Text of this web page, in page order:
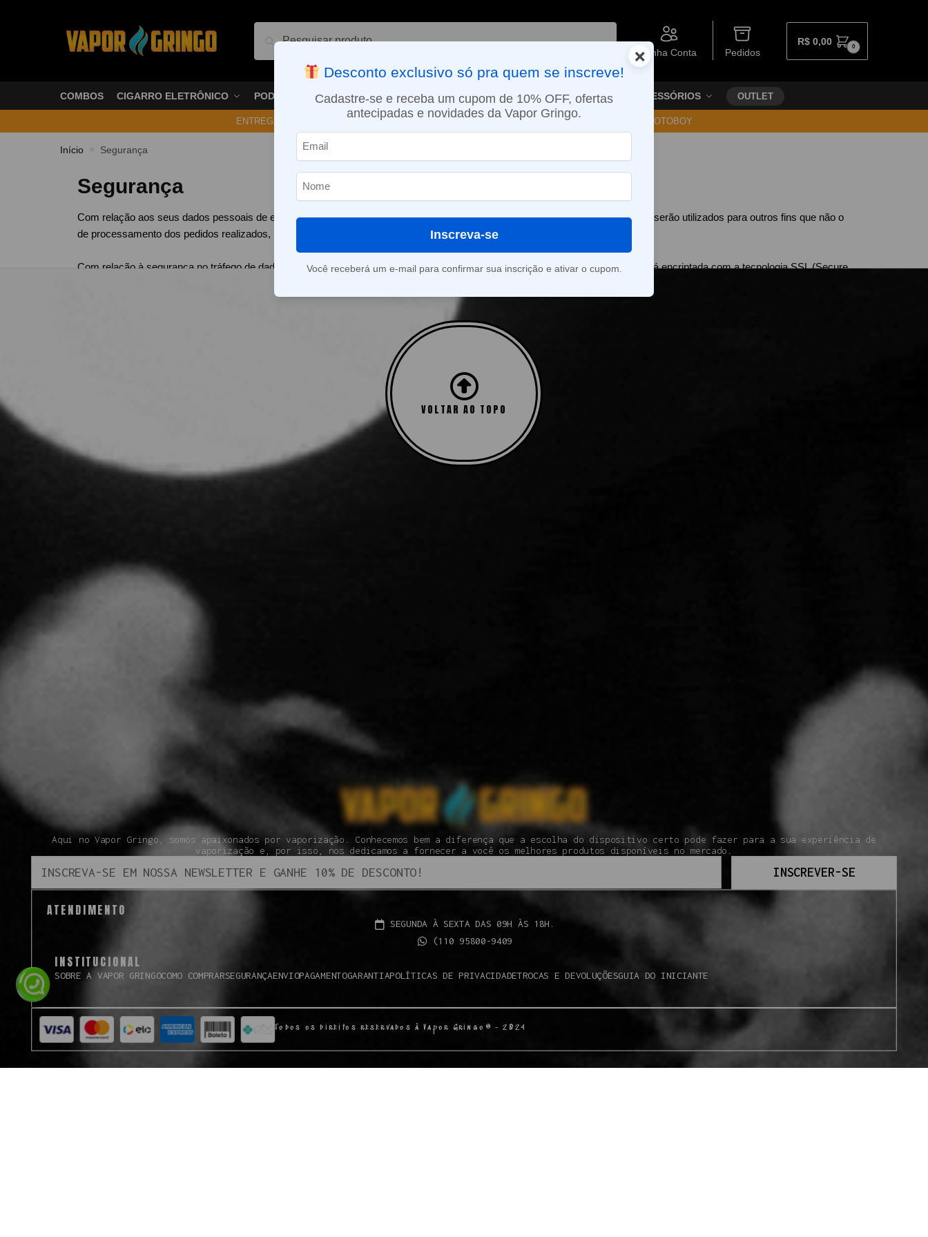
Pesquisar
Minha Conta Pedidos
R$ 0,00 0
COMBOS CIGARRO ELETRÔNICO PODS VAPORIZADOR DE ERVAS E-LIQUÍDOS NICOTINA ORAL ACESSÓRIOS OUTLET
ENTREGA NO MESMO DIA EM SÃO PAULO (SEG A SEX): PEDIDOS APROVADOS ATÉ 15:30 VIA MOTOBOY
Início » Segurança
Segurança
Com relação aos seus dados pessoais de endereçamento, pagamento e conteúdo do pedido, você pode estar certo de que não serão utilizados para outros fins que não o
de processamento dos pedidos realizados, não sendo portanto divulgados em hipótese alguma.
Com relação à segurança no tráfego de dados, toda transação que envolver pagamento, seja por cartão de crédito ou não, estará encriptada com a tecnologia SSL (Secure
VOLTAR AO TOPO
Aqui no Vapor Gringo, somos apaixonados por vaporização. Conhecemos bem a diferença que a escolha do dispositivo certo pode fazer para a sua experiência de
vaporização e, por isso, nos dedicamos a fornecer a você os melhores produtos disponíveis no mercado.
INSCREVER-SE
ATENDIMENTO
SEGUNDA À SEXTA DAS 09H ÀS 18H.
(110 95800-9409
INSTITUCIONAL
SOBRE A VAPOR GRINGOCOMO COMPRARSEGURANÇAENVIOPAGAMENTOGARANTIAPOLÍTICAS DE PRIVACIDADETROCAS E DEVOLUÇÕESGUIA DO INICIANTE
Todos os direitos reservados à Vapor Gringo® - 2024
×
Desconto exclusivo só pra quem se inscreve!
Cadastre-se e receba um cupom de 10% OFF, ofertas
antecipadas e novidades da Vapor Gringo.
Inscreva-se
Você receberá um e-mail para confirmar sua inscrição e ativar o cupom.